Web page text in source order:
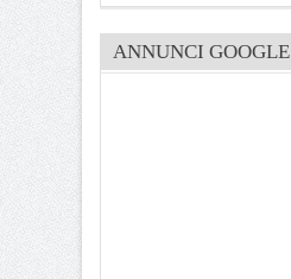
ANNUNCI GOOGLE